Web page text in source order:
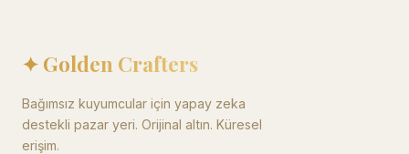
✦ Golden Crafters
Bağımsız kuyumcular için yapay zeka
destekli pazar yeri. Orijinal altın. Küresel
erişim.